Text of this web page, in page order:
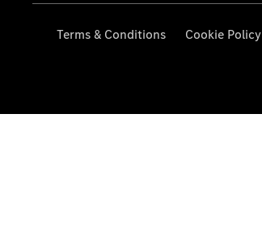
Terms & Conditions Cookie Policy